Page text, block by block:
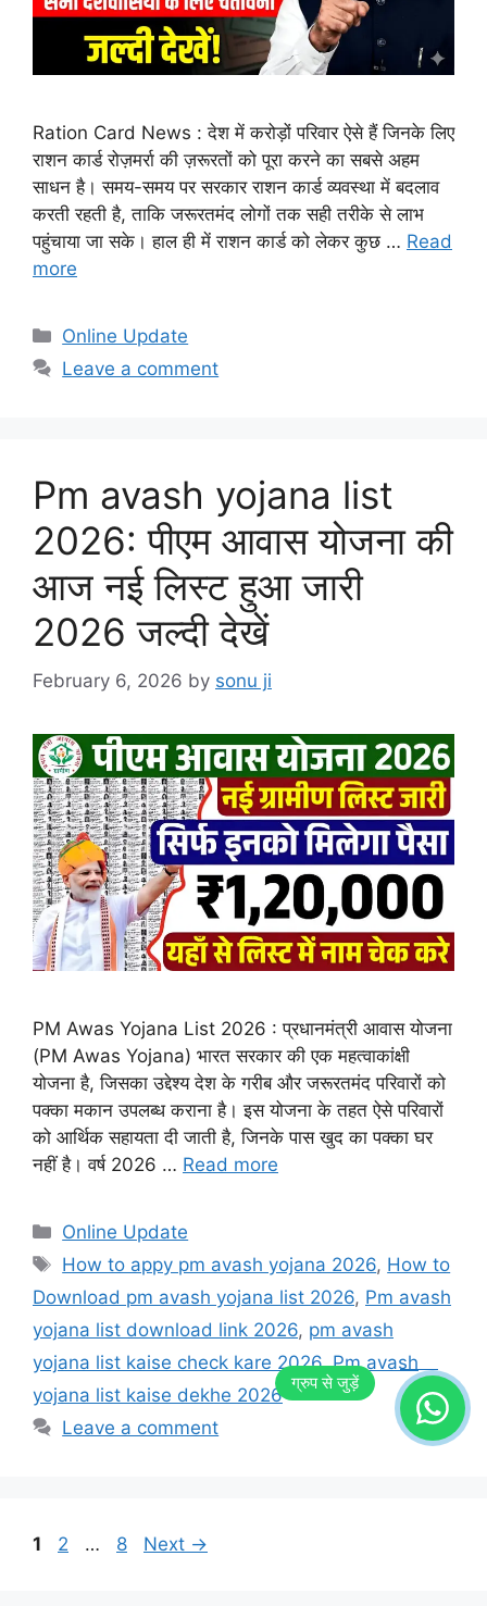
Ration Card News : देश में करोड़ों परिवार ऐसे हैं जिनके लिए
राशन कार्ड रोज़मर्रा की ज़रूरतों को पूरा करने का सबसे अहम
साधन है। समय-समय पर सरकार राशन कार्ड व्यवस्था में बदलाव
करती रहती है, ताकि जरूरतमंद लोगों तक सही तरीके से लाभ
पहुंचाया जा सके। हाल ही में राशन कार्ड को लेकर कुछ … Read
more
Categories
Online Update
Leave a comment
Pm avash yojana list
2026: पीएम आवास योजना की
आज नई लिस्ट हुआ जारी
2026 जल्दी देखें
February 6, 2026 by sonu ji
PM Awas Yojana List 2026 : प्रधानमंत्री आवास योजना
(PM Awas Yojana) भारत सरकार की एक महत्वाकांक्षी
योजना है, जिसका उद्देश्य देश के गरीब और जरूरतमंद परिवारों को
पक्का मकान उपलब्ध कराना है। इस योजना के तहत ऐसे परिवारों
को आर्थिक सहायता दी जाती है, जिनके पास खुद का पक्का घर
नहीं है। वर्ष 2026 … Read more
Categories
Online Update
Tags
How to appy pm avash yojana 2026, How to
Download pm avash yojana list 2026, Pm avash
yojana list download link 2026, pm avash
yojana list kaise check kare 2026,Pm avash
yojana list kaise dekhe 2026
Leave a comment
Page
1 Page
2 … Page
8 Next →